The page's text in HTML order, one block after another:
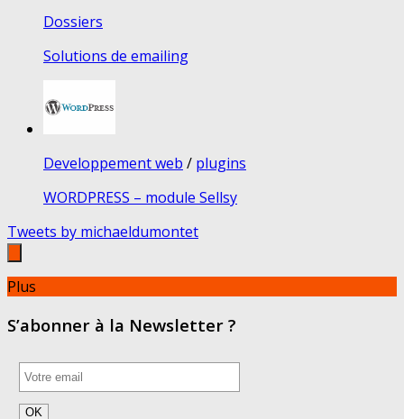
Dossiers
Solutions de emailing
Developpement web / plugins
WORDPRESS – module Sellsy
Tweets by michaeldumontet
Plus
S’abonner à la Newsletter ?